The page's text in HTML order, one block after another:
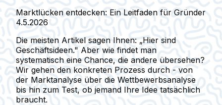
Marktlücken entdecken: Ein Leitfaden für Gründer
4.5.2026
Die meisten Artikel sagen Ihnen: „Hier sind
Geschäftsideen." Aber wie findet man
systematisch eine Chance, die andere übersehen?
Wir gehen den konkreten Prozess durch - von
der Marktanalyse über die Wettbewerbsanalyse
bis hin zum Test, ob jemand Ihre Idee tatsächlich
braucht.